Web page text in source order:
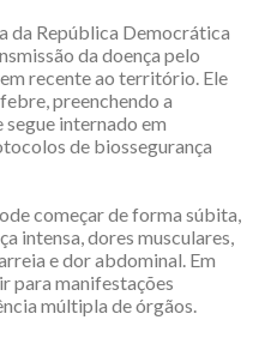
da República Democrática
da doença pelo
recente ao território. Ele
preenchendo a
internado em
de biossegurança
começar de forma súbita,
intensa, dores musculares,
e dor abdominal. Em
para manifestações
múltipla de órgãos.